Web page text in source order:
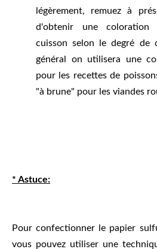
légèrement, remuez à
d'obtenir une coloration
cuisson selon le degré de
général on utilisera une
pour les recettes de
"à brune" pour les viandes
* Astuce:
Pour confectionner le papier
vous pouvez utiliser une